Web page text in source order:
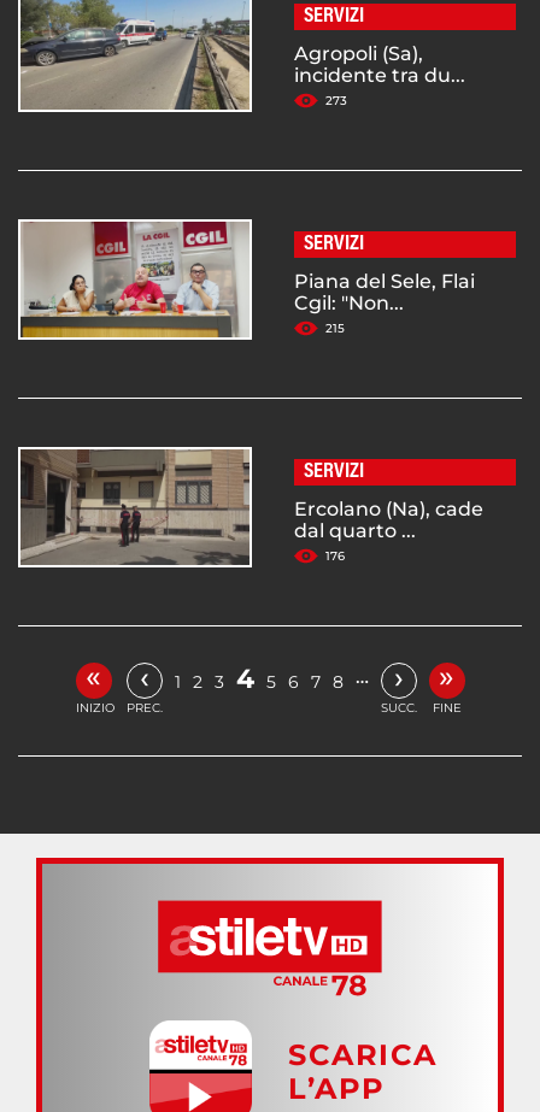
SERVIZI
Agropoli (Sa),
incidente tra du...
273
SERVIZI
Piana del Sele, Flai
Cgil: "Non...
215
SERVIZI
Ercolano (Na), cade
dal quarto ...
176
«
INIZIO
‹
PREC.
1 2 3 4 5 6 7 8 … ›
SUCC.
»
FINE
SCARICA
L’APP